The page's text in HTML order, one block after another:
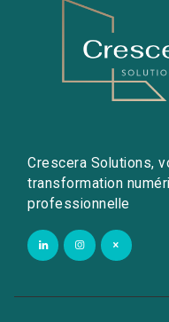
Crescera Solutions,
transformation
professionnelle